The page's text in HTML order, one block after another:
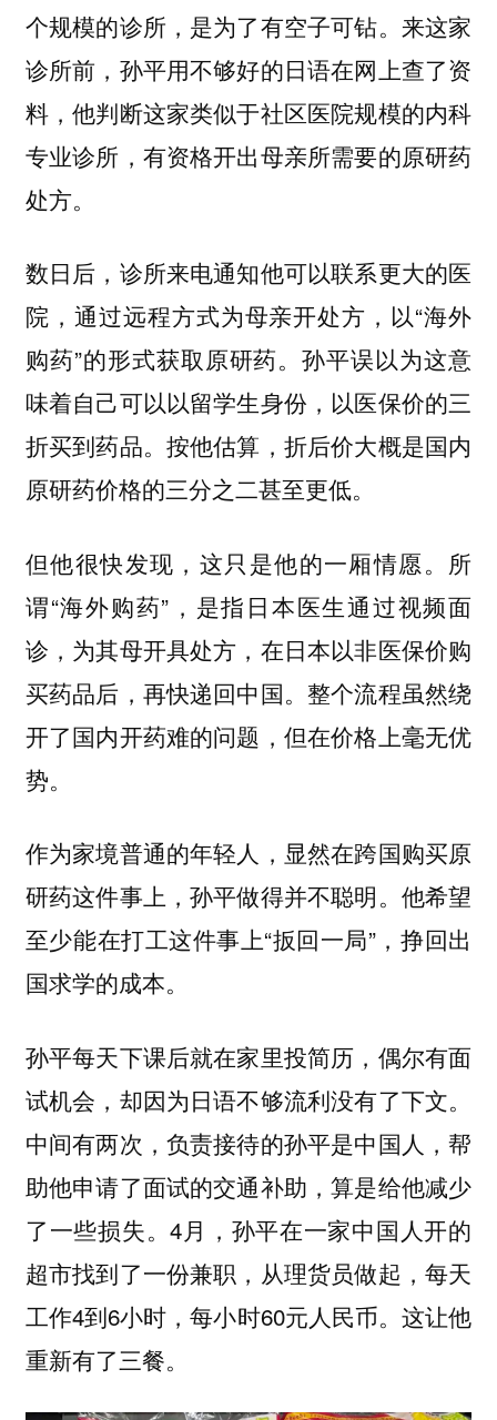
个规模的诊所，是为了有空子可钻。来这家
诊所前，孙平用不够好的日语在网上查了资
料，他判断这家类似于社区医院规模的内科
专业诊所，有资格开出母亲所需要的原研药
处方。
数日后，诊所来电通知他可以联系更大的医
院，通过远程方式为母亲开处方，以“海外
购药”的形式获取原研药。孙平误以为这意
味着自己可以以留学生身份，以医保价的三
折买到药品。按他估算，折后价大概是国内
原研药价格的三分之二甚至更低。
但他很快发现，这只是他的一厢情愿。所
谓“海外购药”，是指日本医生通过视频面
诊，为其母开具处方，在日本以非医保价购
买药品后，再快递回中国。整个流程虽然绕
开了国内开药难的问题，但在价格上毫无优
势。
作为家境普通的年轻人，显然在跨国购买原
研药这件事上，孙平做得并不聪明。他希望
至少能在打工这件事上“扳回一局”，挣回出
国求学的成本。
孙平每天下课后就在家里投简历，偶尔有面
试机会，却因为日语不够流利没有了下文。
中间有两次，负责接待的孙平是中国人，帮
助他申请了面试的交通补助，算是给他减少
了一些损失。4月，孙平在一家中国人开的
超市找到了一份兼职，从理货员做起，每天
工作4到6小时，每小时60元人民币。这让他
重新有了三餐。